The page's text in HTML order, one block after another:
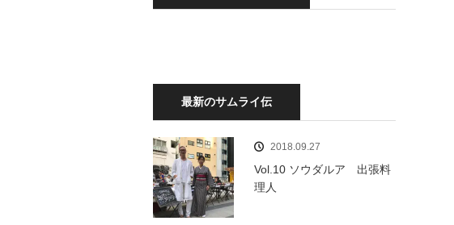
最新のサムライ伝
2018.09.27
Vol.10 ソウダルア 出張料
理人